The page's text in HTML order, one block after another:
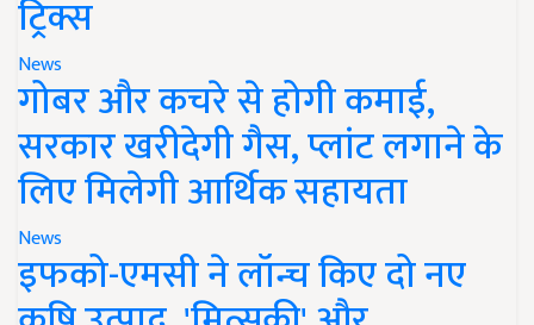
ट्रिक्स
News
गोबर और कचरे से होगी कमाई,
सरकार खरीदेगी गैस, प्लांट लगाने के
लिए मिलेगी आर्थिक सहायता
News
इफको-एमसी ने लॉन्च किए दो नए